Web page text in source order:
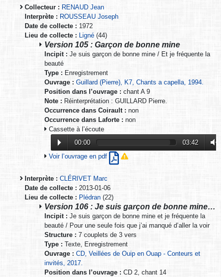
Collecteur : RENAUD Jean
Interprète : ROUSSEAU Joseph
Date de collecte : 1972
Lieu de collecte : Ligné (44)
Version 105 : Garçon de bonne mine
Incipit : Je suis garçon de bonne mine / Et je fréquente la
beauté
Type : Enregistrement
Ouvrage : Guillard (Pierre), K7, Chants a capella, 1994.
Position dans l’ouvrage : chant A 9
Note : Réinterprétation : GUILLARD Pierre.
Occurrence dans Coirault : non
Occurrence dans Laforte : non
Cassette à l’écoute
00:00
03:42
Voir l’ouvrage en pdf
Interprète : CLÉRIVET Marc
Date de collecte : 2013-01-06
Lieu de collecte : Plédran (22)
Version 106 : Je suis garçon de bonne mine…
Incipit : Je suis garçon de bonne mine et je fréquente la
beauté / Pour une seule fois que j’ai manqué d’aller la voir
Structure : 7 couplets de 3 vers
Type : Texte, Enregistrement
Ouvrage : CD, Veillées de Ouip en Ouap - Conteurs et
invités, 2017.
Position dans l’ouvrage : CD 2, chant 14